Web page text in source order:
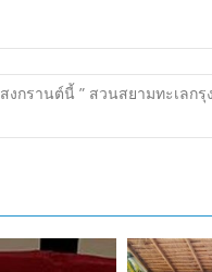
สงกรานต์นี้ ” สวนสยามทะเลกรุ